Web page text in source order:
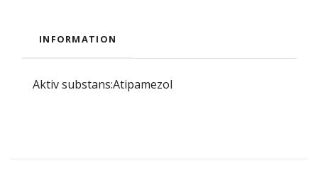
INFORMATION
Aktiv substans:Atipamezol